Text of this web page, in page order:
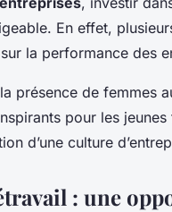
En effet,
la performance des
présence de femmes
pour les
d’une culture
: une